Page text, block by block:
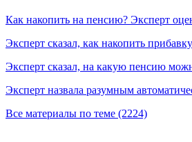
Как накопить на пенсию? Эксперт
Эксперт сказал, как накопить
Эксперт сказал, на какую пенсию
Эксперт назвала разумным
Все материалы по теме (2224)